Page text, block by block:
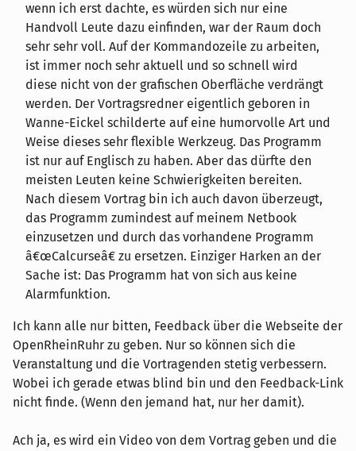
wenn ich erst dachte, es würden sich nur eine
Handvoll Leute dazu einfinden, war der Raum doch
sehr sehr voll. Auf der Kommandozeile zu arbeiten,
ist immer noch sehr aktuell und so schnell wird
diese nicht von der grafischen Oberfläche verdrängt
werden. Der Vortragsredner eigentlich geboren in
Wanne-Eickel schilderte auf eine humorvolle Art und
Weise dieses sehr flexible Werkzeug. Das Programm
ist nur auf Englisch zu haben. Aber das dürfte den
meisten Leuten keine Schwierigkeiten bereiten.
Nach diesem Vortrag bin ich auch davon überzeugt,
das Programm zumindest auf meinem Netbook
einzusetzen und durch das vorhandene Programm
â€œCalcurseâ€ zu ersetzen. Einziger Harken an der
Sache ist: Das Programm hat von sich aus keine
Alarmfunktion.
Ich kann alle nur bitten, Feedback über die Webseite der
OpenRheinRuhr zu geben. Nur so können sich die
Veranstaltung und die Vortragenden stetig verbessern.
Wobei ich gerade etwas blind bin und den Feedback-Link
nicht finde. (Wenn den jemand hat, nur her damit).
Ach ja, es wird ein Video von dem Vortrag geben und die